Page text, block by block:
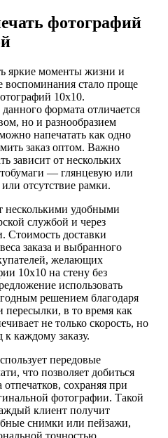
фотографий
яркие моменты жизни и
воспоминания стало проще
10х10.
формата отличается
но и разнообразием
напечатать как одно
заказ оптом. Важно
зависит от нескольких
— глянцевую или
отсутствие рамки.
несколькими удобными
службой и через
Стоимость доставки
заказа и выбранного
желающих
10х10 на стену без
использовать
решением благодаря
в то время как
не только скорость, но
каждому заказу.
передовые
что позволяет добиться
сохраняя при
фотографии. Такой
клиент получит
снимки или пейзажи,
точностью.